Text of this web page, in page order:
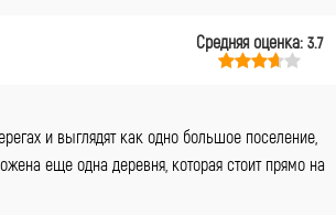
Средняя оценка: 3.7
и выглядят как одно большое поселение,
еще одна деревня, которая стоит прямо на